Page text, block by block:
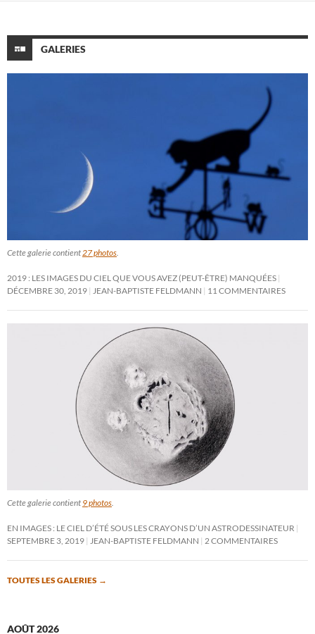
GALERIES
Cette galerie contient 27 photos
2019 : LES IMAGES DU CIEL QUE VOUS AVEZ (PEUT-ÊTRE) MANQUÉES
DÉCEMBRE 30, 2019
JEAN-BAPTISTE FELDMANN 11 COMMENTAIRES
Cette galerie contient 9 photos
EN IMAGES : LE CIEL D’ÉTÉ SOUS LES CRAYONS D’UN ASTRODESSINATEUR
SEPTEMBRE 3, 2019
JEAN-BAPTISTE FELDMANN 2 COMMENTAIRES
TOUTES LES GALERIES →
AOÛT 2026